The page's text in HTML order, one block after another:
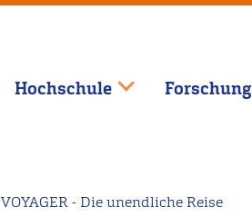
Hochschule Forschung
VOYAGER - Die unendliche Reise